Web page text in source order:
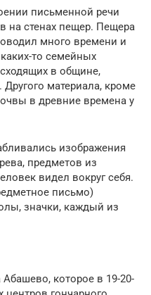
письменной речи
на стенах пещер. Пещера
много времени и
то семейных
в общине,
Другого материала, кроме
в древние времена у
изображения
предметов из
видел вокруг себя.
письмо)
значки, каждый из
которое в 19-20-